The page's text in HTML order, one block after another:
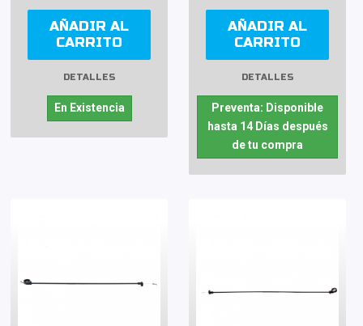
AÑADIR AL
CARRITO
DETALLES
En Existencia
AÑADIR AL
CARRITO
DETALLES
Preventa: Disponible
hasta 14 Días después
de tu compra